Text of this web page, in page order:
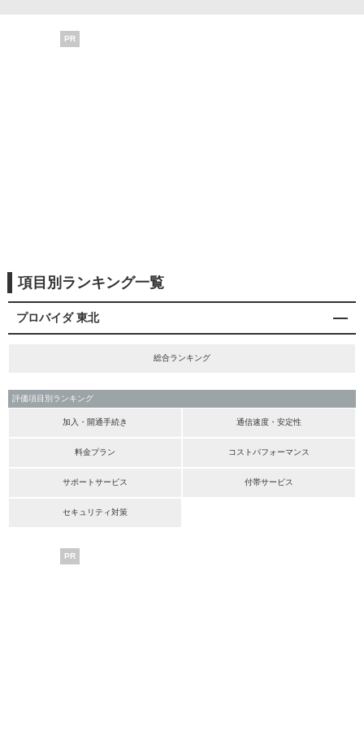
PR
項目別ランキング一覧
プロバイダ 東北
総合ランキング
評価項目別ランキング
加入・開通手続き 通信速度・安定性
料金プラン コストパフォーマンス
サポートサービス 付帯サービス
セキュリティ対策
PR